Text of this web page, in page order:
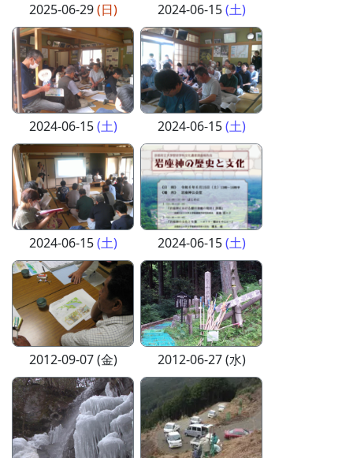
2025-06-29(日) 2024-06-15(土)
2024-06-15(土) 2024-06-15(土)
2024-06-15(土) 2024-06-15(土)
2012-09-07 (金) 2012-06-27 (水)